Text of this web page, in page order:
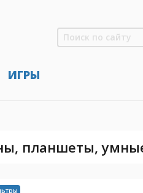
ИГРЫ
планшеты,